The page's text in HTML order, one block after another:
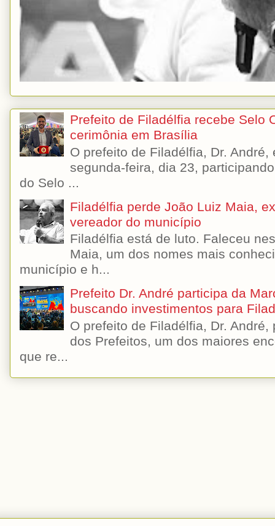
Prefeito de Filadélfia recebe Selo
cerimônia em Brasília
O prefeito de Filadélfia, Dr.
segunda-feira, dia 23,
do Selo ...
Filadélfia perde João Luiz Maia,
vereador do município
Filadélfia está de luto. Faleceu
Maia, um dos nomes mais
município e h...
Prefeito Dr. André participa da
buscando investimentos para
O prefeito de Filadélfia, Dr.
dos Prefeitos, um dos maiores
que re...